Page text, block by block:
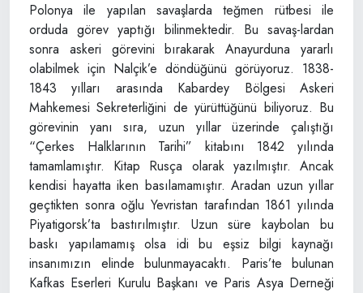
Polonya ile yapılan savaşlarda teğmen rütbesi ile
orduda görev yaptığı bilinmektedir. Bu savaş-lardan
sonra askeri görevini bırakarak Anayurduna yararlı
olabilmek için Nalçik’e döndüğünü görüyoruz. 1838-
1843 yılları arasında Kabardey Bölgesi Askeri
Mahkemesi Sekreterliğini de yürüttüğünü biliyoruz. Bu
görevinin yanı sıra, uzun yıllar üzerinde çalıştığı
“Çerkes Halklarının Tarihi” kitabını 1842 yılında
tamamlamıştır. Kitap Rusça olarak yazılmıştır. Ancak
kendisi hayatta iken basılamamıştır. Aradan uzun yıllar
geçtikten sonra oğlu Yevristan tarafından 1861 yılında
Piyatigorsk’ta bastırılmıştır. Uzun süre kaybolan bu
baskı yapılamamış olsa idi bu eşsiz bilgi kaynağı
insanımızın elinde bulunmayacaktı. Paris’te bulunan
Kafkas Eserleri Kurulu Başkanı ve Paris Asya Derneği